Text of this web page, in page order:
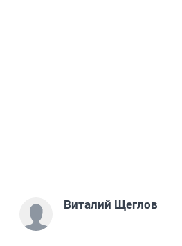
Виталий Щеглов